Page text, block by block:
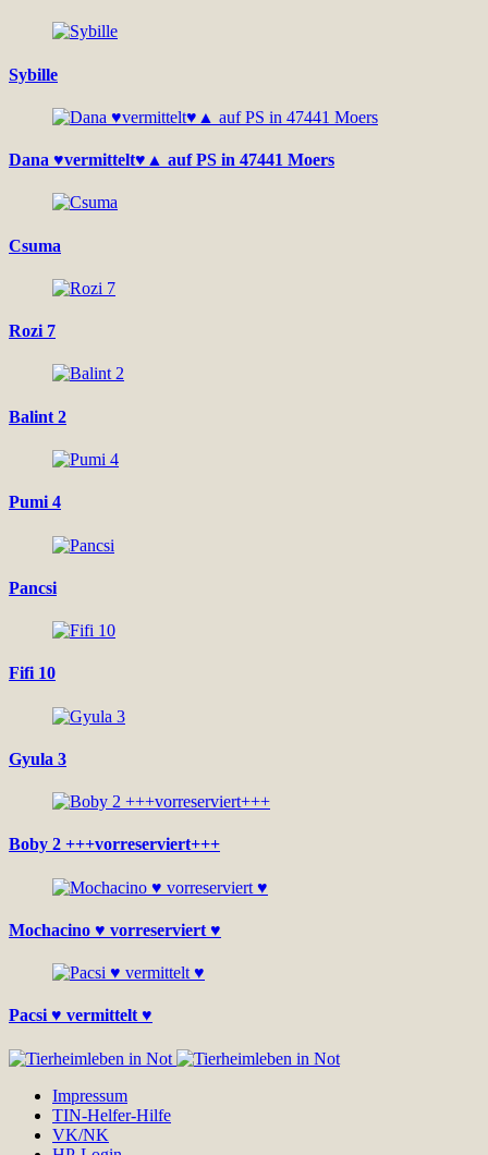
Sybille
Dana ♥vermittelt♥▲ auf PS in 47441 Moers
Csuma
Rozi 7
Balint 2
Pumi 4
Pancsi
Fifi 10
Gyula 3
Boby 2 +++vorreserviert+++
Mochacino ♥ vorreserviert ♥
Pacsi ♥ vermittelt ♥
Impressum
TIN-Helfer-Hilfe
VK/NK